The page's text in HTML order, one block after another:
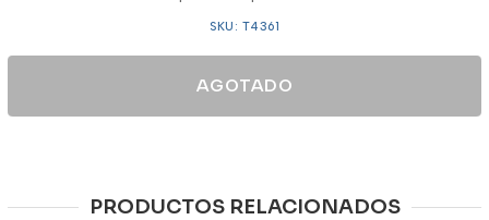
SKU: T4361
AGOTADO
PRODUCTOS RELACIONADOS